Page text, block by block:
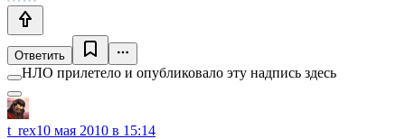
Ответить
НЛО прилетело и опубликовало эту надпись здесь
t_rex10 мая 2010 в 15:14